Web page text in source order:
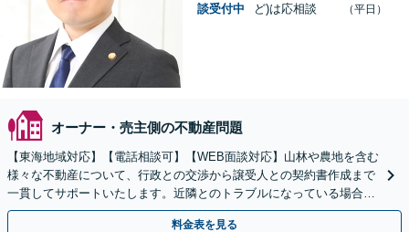
談受付中
ど)は応相談
（平日）
オーナー・売主側の不動産問題
【東海地域対応】【電話相談可】【WEB面談対応】山林や農地を含む
様々な不動産について、行政との交渉から譲受人との契約書作成まで
一貫してサポートいたします。近隣とのトラブルになっている場合
や、解決が難航している案件でも、ぜひご相談ください。
料金表を見る